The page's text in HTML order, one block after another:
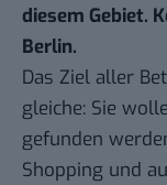
diesem Gebiet.
Berlin.
Das Ziel aller
gleiche: Sie
gefunden
Shopping und